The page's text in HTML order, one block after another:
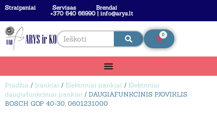
Straipsniai Servisas
Brendai
+370 640 66990 | info@arys.lt
0
Pradžia / Įrankiai / Elektriniai įrankiai / Elektriniai
daugiafunkciniai įrankiai / DAUGIAFUNKCINIS PJOVIKLIS
BOSCH GOP 40-30, 0601231000